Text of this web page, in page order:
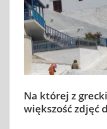
Na której z
większość zdjęć